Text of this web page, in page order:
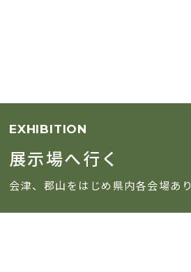
EXHIBITION
展示場へ行く
会津、郡山をはじめ県内各会場あり